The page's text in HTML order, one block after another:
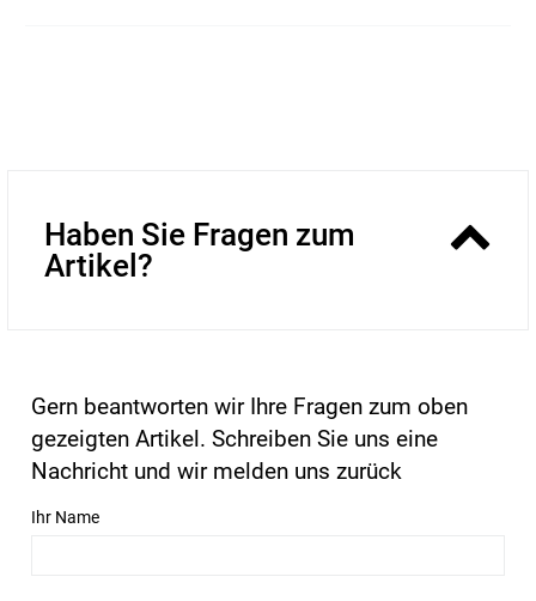
Haben Sie Fragen zum
Artikel?
Gern beantworten wir Ihre Fragen zum oben
gezeigten Artikel. Schreiben Sie uns eine
Nachricht und wir melden uns zurück
Ihr Name